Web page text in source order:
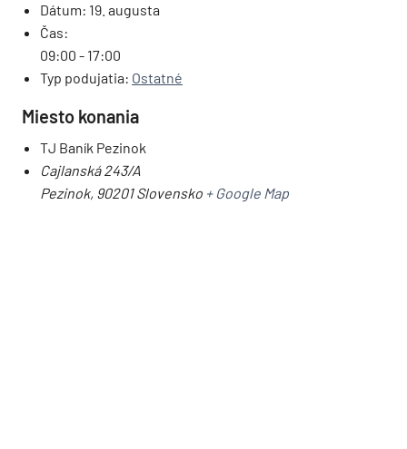
Dátum: 19. augusta
Čas:
09:00 - 17:00
Typ podujatia: Ostatné
Miesto konania
TJ Baník Pezinok
Cajlanská 243/A
Pezinok, 90201 Slovensko + Google Map